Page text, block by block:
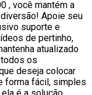
, você mantém a
Apoie seu
suporte e
de pertinho,
atualizado
os
deseja colocar
forma fácil, simples